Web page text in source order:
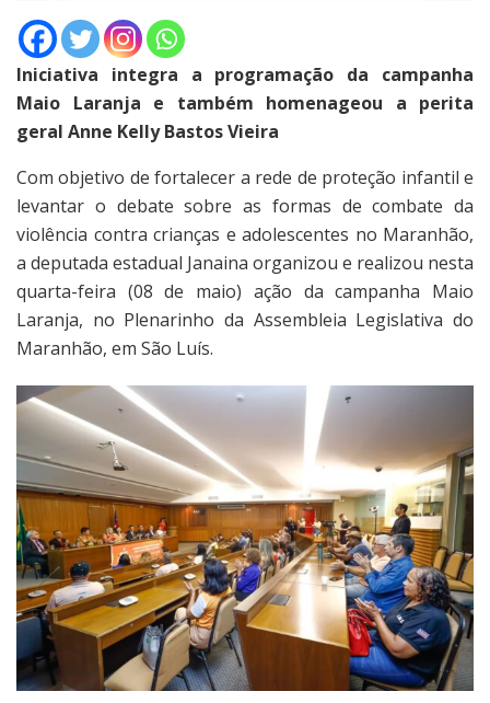
Iniciativa integra a programação da campanha
Maio Laranja e também homenageou a perita
geral Anne Kelly Bastos Vieira
Com objetivo de fortalecer a rede de proteção infantil e
levantar o debate sobre as formas de combate da
violência contra crianças e adolescentes no Maranhão,
a deputada estadual Janaina organizou e realizou nesta
quarta-feira (08 de maio) ação da campanha Maio
Laranja, no Plenarinho da Assembleia Legislativa do
Maranhão, em São Luís.